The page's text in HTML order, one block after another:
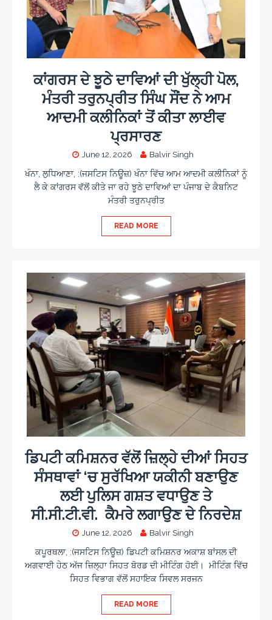
ਕਾਂਗਰਸ ਦੇ ਝੂਠੇ ਦਾਵਿਆਂ ਦੀ ਖੁੱਲ੍ਹੀ ਪੋਲ,
ਮੰਤਰੀ ਤਰੁਨਪ੍ਰੀਤ ਸਿੰਘ ਸੌਂਦ ਨੇ ਆਮ
ਆਦਮੀ ਕਲੀਨਿਕਾਂ ਤੋਂ ਕੀਤਾ ਲਾਈਵ
ਪ੍ਰਸਾਰਣ
June 12, 2026 Balvir Singh
ਖੰਨਾ, ਲੁਧਿਆਣਾ, :(ਜਸਟਿਸ ਨਿਊਜ਼) ਖੰਨਾ ਵਿੱਚ ਆਮ ਆਦਮੀ ਕਲੀਨਿਕਾਂ ਨੂੰ
ਲੈ ਕੇ ਕਾਂਗਰਸ ਵੱਲੋਂ ਕੀਤੇ ਜਾ ਰਹੇ ਝੂਠੇ ਦਾਵਿਆਂ ਦਾ ਪੰਜਾਬ ਦੇ ਕੈਬਨਿਟ
ਮੰਤਰੀ ਤਰੁਨਪ੍ਰੀਤ
READ MORE
ਡਿਪਟੀ ਕਮਿਸ਼ਨਰ ਵੱਲੋਂ ਜ਼ਿਲ੍ਹੇ ਦੀਆਂ ਸਿਹਤ
ਸੰਸਥਾਵਾਂ ‘ਚ ਸੁਰੱਖਿਆ ਯਕੀਨੀ ਬਣਾਉਣ
ਲਈ ਪੁਲਿਸ ਗਸ਼ਤ ਵਧਾਉਣ ਤੇ
ਸੀ.ਸੀ.ਟੀ.ਵੀ. ਕੈਮਰੇ ਲਗਾਉਣ ਦੇ ਨਿਰਦੇਸ਼
June 12, 2026 Balvir Singh
ਕਪੂਰਥਲਾ, :(ਜਸਟਿਸ ਨਿਊਜ਼) ਡਿਪਟੀ ਕਮਿਸ਼ਨਰ ਅਕਾਸ਼ ਬਾਂਸਲ ਦੀ
ਅਗਵਾਈ ਹੇਠ ਅੱਜ ਜ਼ਿਲ੍ਹਾ ਸਿਹਤ ਬੋਰਡ ਦੀ ਮੀਟਿੰਗ ਹੋਈ। ਮੀਟਿੰਗ ਵਿੱਚ
ਸਿਹਤ ਵਿਭਾਗ ਵੱਲੋਂ ਸਹਾਇਕ ਸਿਵਲ ਸਰਜਨ
READ MORE